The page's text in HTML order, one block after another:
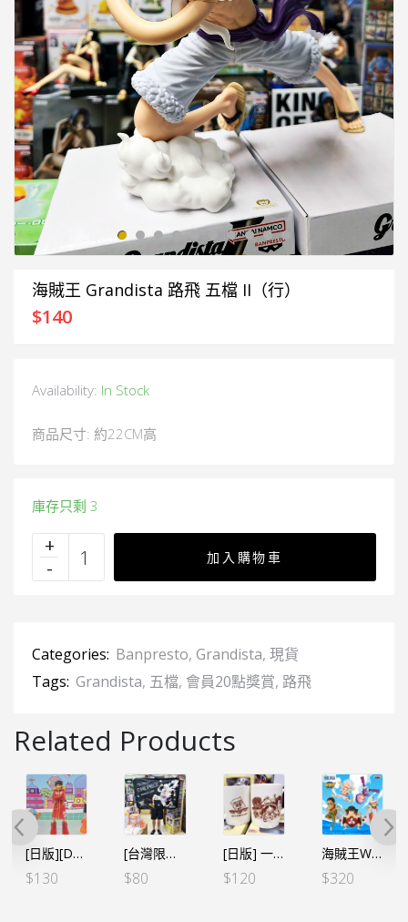
海賊王 Grandista 路飛 五檔 II（行）
$140
Availability: In Stock
商品尺寸: 約22CM高
庫存只剩 3
加入購物車
Categories: Banpresto, Grandista, 現貨
Tags: Grandista, 五檔, 會員20點獎賞, 路飛
Related Products
[台灣限定]海賊王 路飛五檔刷毛毯 大毛巾 100CMX70CM
$ 80 $120
海賊王WCF -蛋頭島篇 VOL.6- (5個SET）(行版)
$ 320
[日版][WCF LOG STORIES] 海賊王 VOL.22 路飛布魯克 我_還活著真是太好了!
$140